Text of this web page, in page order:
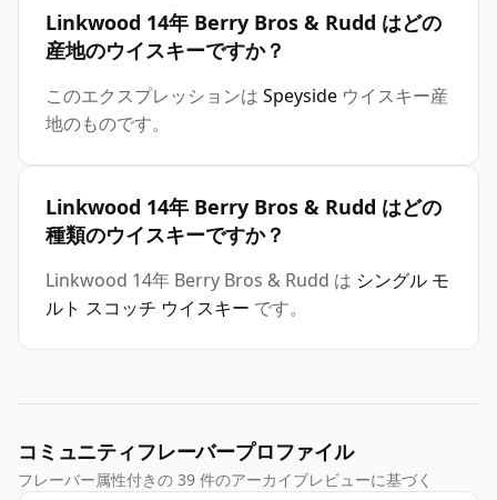
Linkwood 14年 Berry Bros & Rudd はどの
産地のウイスキーですか？
このエクスプレッションは Speyside ウイスキー産
地のものです。
Linkwood 14年 Berry Bros & Rudd はどの
種類のウイスキーですか？
Linkwood 14年 Berry Bros & Rudd は シングル モ
ルト スコッチ ウイスキー です。
コミュニティフレーバープロファイル
フレーバー属性付きの 39 件のアーカイブレビューに基づく